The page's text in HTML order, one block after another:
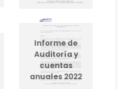
Informe de
Auditoría y
cuentas
anuales 2022